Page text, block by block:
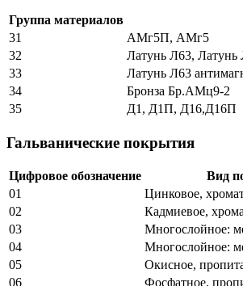
Группа материалов
31
АМг5П, АМг5
32
Латунь Л63, Латунь
33
Латунь Л63
34
Бронза Бр.АМц9-2
35
Д1, Д1П, Д16,Д16П
Гальванические покрытия
Цифровое обозначение
Вид
01
Цинковое,
02
Кадмиевое,
03
Многослойное:
04
Многослойное:
05
Окисное,
06
Фосфатное,